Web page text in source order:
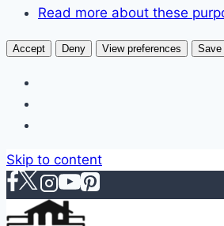
Read more about these
Accept Deny View preferences Save
Skip to content